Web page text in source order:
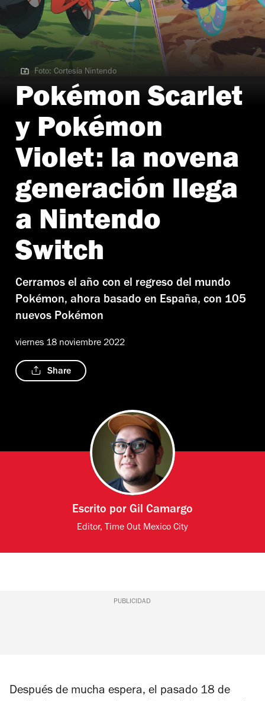
Foto: Cortesía Nintendo
Foto: Cortesía Nintendo
Pokémon Scarlet
y Pokémon
Violet: la novena
generación llega
a Nintendo
Switch
Cerramos el año con el regreso del mundo
Pokémon, ahora basado en España, con 105
nuevos Pokémon
viernes 18 noviembre 2022
Share
Escrito por Gil Camargo
Editor, Time Out Mexico City
PUBLICIDAD
Después de mucha espera, el pasado 18 de